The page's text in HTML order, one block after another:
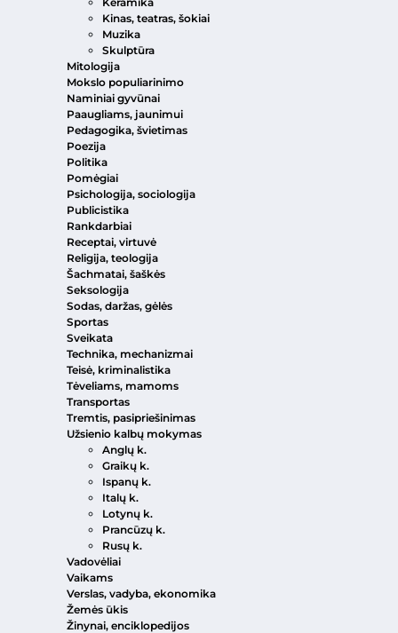
Kinas, teatras, šokiai
Muzika
Skulptūra
Mitologija
Mokslo populiarinimo
Naminiai gyvūnai
Paaugliams, jaunimui
Pedagogika, švietimas
Poezija
Politika
Pomėgiai
Psichologija, sociologija
Publicistika
Rankdarbiai
Receptai, virtuvė
Religija, teologija
Šachmatai, šaškės
Seksologija
Sodas, daržas, gėlės
Sportas
Sveikata
Technika, mechanizmai
Teisė, kriminalistika
Tėveliams, mamoms
Transportas
Tremtis, pasipriešinimas
Užsienio kalbų mokymas
Anglų k.
Graikų k.
Ispanų k.
Italų k.
Lotynų k.
Prancūzų k.
Rusų k.
Vadovėliai
Vaikams
Verslas, vadyba, ekonomika
Žemės ūkis
Žinynai, enciklopedijos